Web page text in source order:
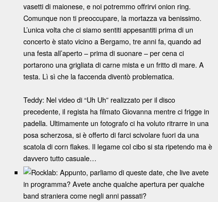
vasetti di maionese, e noi potremmo offrirvi onion ring.
Comunque non ti preoccupare, la mortazza va benissimo.
L’unica volta che ci siamo sentiti appesantiti prima di un
concerto è stato vicino a Bergamo, tre anni fa, quando ad
una festa all’aperto – prima di suonare – per cena ci
portarono una grigliata di carne mista e un fritto di mare. A
testa. Lì sì che la faccenda diventò problematica.
Teddy: Nel video di “Uh Uh” realizzato per il disco
precedente, il regista ha filmato Giovanna mentre ci frigge in
padella. Ultimamente un fotografo ci ha voluto ritrarre in una
posa scherzosa, si è offerto di farci scivolare fuori da una
scatola di corn flakes. Il legame col cibo si sta ripetendo ma è
davvero tutto casuale…
Rocklab: Appunto, parliamo di queste date, che live avete
in programma? Avete anche qualche apertura per qualche
band straniera come negli anni passati?